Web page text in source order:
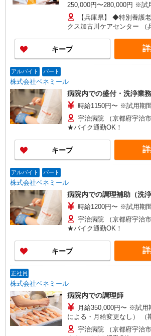
250,000円〜280,000円 ※試
250,000円〜280,000円） ※
【エリア調理師職】 月給
※試用期間2〜6ヶ月（月給
は調理技術・コミュニケー
【兵庫県】 ◆特別養護
クス加古川ケアセンター （
田5-3-13） ◆城陽江尻病院
279） 【京都府】 ◆特別養護老人ホーム 塔南の
園 （京都府京都市南区西
市上京区仁和寺街道千本西
養護老人ホーム 西山寮 （
原野石作町256-1） ◆高齢
（京都府京都市下京区西七
院 （京都府宇治市五ケ庄芝ノ東54-
◆特別養護老人ホーム ぐん
ム さざなみ鶴山台 （大阪
【奈良県】 ◆奈良春日病院
町1212-1）
キープ
アルバイト パート
株式会社ベネミール
病院内での盛付・洗浄業務
時給1150円〜 ※試用期
宇治病院 （京都府宇治
★バイク通勤OK！
キープ
アルバイト パート
株式会社ベネミール
病院内での調理補助（洗浄
時給1200円〜 ※試用期
宇治病院 （京都府宇治
★バイク通勤OK！
キープ
正社員
株式会社ベネミール
病院内での調理師
月給350,000円〜 ※試用
による・月給変更なし） （
とする）
宇治病院 （京都府宇治